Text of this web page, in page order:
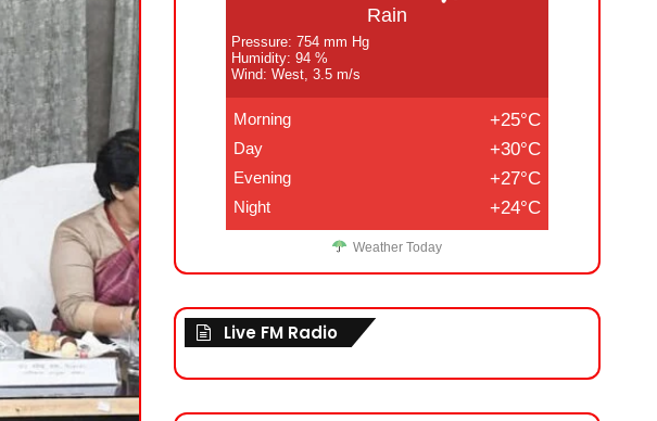
Rain
Pressure: 754 mm Hg
Humidity: 94 %
Wind: West, 3.5 m/s
Morning +25°C
Day +30°C
Evening +27°C
Night +24°C
Weather Today
Live FM Radio